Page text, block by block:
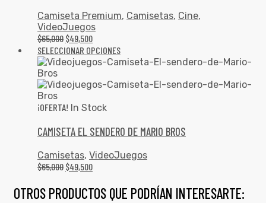
Camiseta Premium, Camisetas, Cine,
VideoJuegos
$65,000 $49,500
SELECCIONAR OPCIONES
¡OFERTA! In Stock
CAMISETA EL SENDERO DE MARIO BROS
Camisetas, VideoJuegos
$65,000 $49,500
OTROS PRODUCTOS QUE PODRÍAN INTERESARTE: